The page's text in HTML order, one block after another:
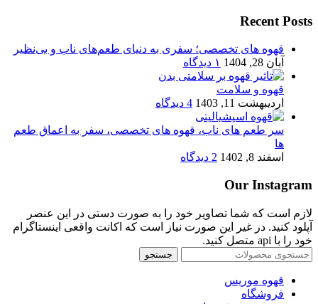
Recent Posts
قهوه های تخصصی؛ سفری به دنیای طعم‌های ناب و بی‌نظیر
آبان 28, 1404
۱ دیدگاه
قهوه و سلامت
اردیبهشت 11, 1403
4 دیدگاه
سر طعم های ناب، قهوه های تخصصی، سفر به اعماق طعم
ها
اسفند 8, 1402
2 دیدگاه
Our Instagram
لازم است که شما تصاویر خود را به صورت دستی در این عنصر
آپلود کنید. در غیر این صورت نیاز است که اکانت واقعی اینستاگرام
خود را با api متصل کنید.
جستجو
قهوه موریس
فروشگاه